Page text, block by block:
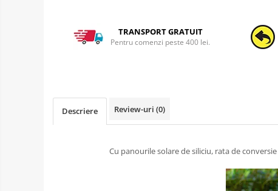
TRANSPORT GRATUIT
Pentru comenzi peste 400 lei.
Descriere Review-uri (0)
Cu panourile solare de siliciu, rata de